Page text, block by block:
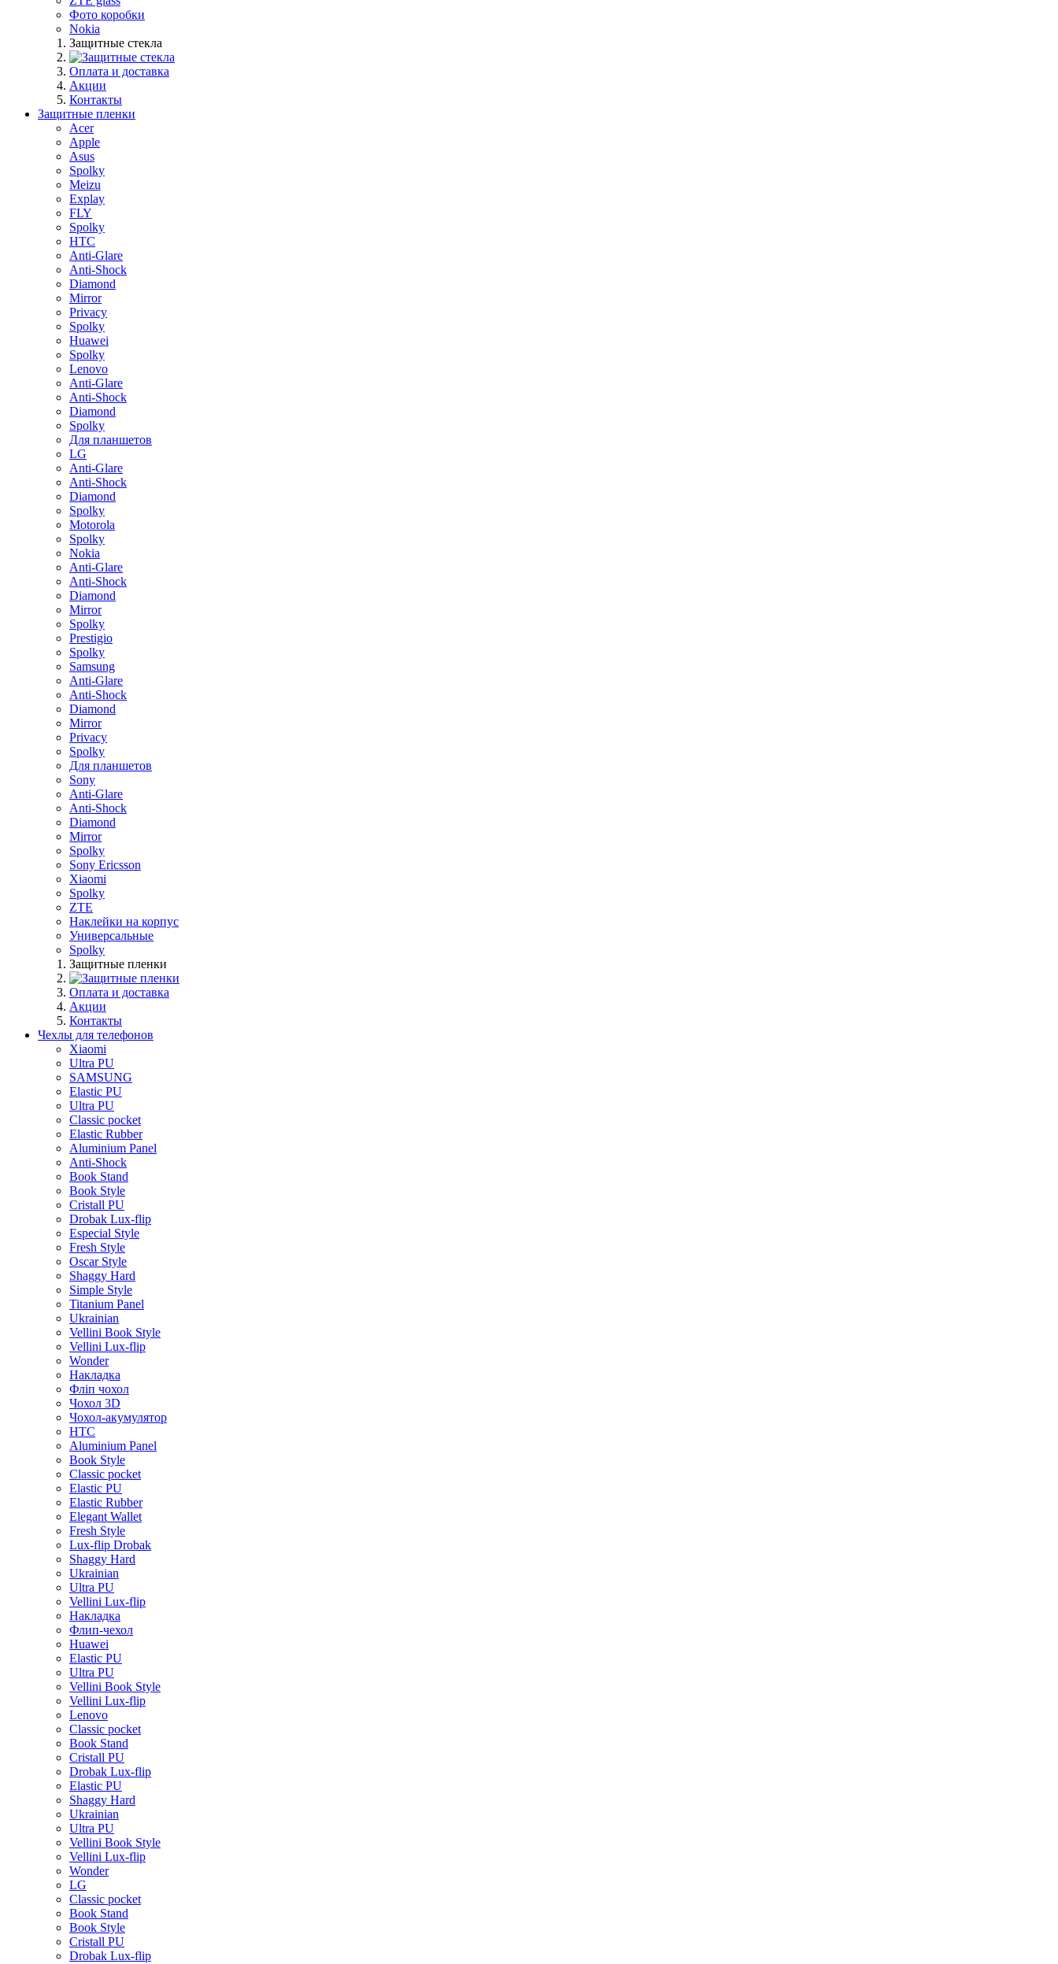
Фото коробки
Nokia
Защитные стекла
Оплата и доставка
Акции
Контакты
Защитные пленки
Acer
Apple
Asus
Spolky
Meizu
Explay
FLY
Spolky
HTC
Anti-Glare
Anti-Shock
Diamond
Mirror
Privacy
Spolky
Huawei
Spolky
Lenovo
Anti-Glare
Anti-Shock
Diamond
Spolky
Для планшетов
LG
Anti-Glare
Anti-Shock
Diamond
Spolky
Motorola
Spolky
Nokia
Anti-Glare
Anti-Shock
Diamond
Mirror
Spolky
Prestigio
Spolky
Samsung
Anti-Glare
Anti-Shock
Diamond
Mirror
Privacy
Spolky
Для планшетов
Sony
Anti-Glare
Anti-Shock
Diamond
Mirror
Spolky
Sony Ericsson
Xiaomi
Spolky
ZTE
Наклейки на корпус
Универсальные
Spolky
Защитные пленки
Оплата и доставка
Акции
Контакты
Чехлы для телефонов
Xiaomi
Ultra PU
SAMSUNG
Elastic PU
Ultra PU
Classic pocket
Elastic Rubber
Aluminium Panel
Anti-Shock
Book Stand
Book Style
Cristall PU
Drobak Lux-flip
Especial Style
Fresh Style
Oscar Style
Shaggy Hard
Simple Style
Titanium Panel
Ukrainian
Vellini Book Style
Vellini Lux-flip
Wonder
Накладка
Фліп чохол
Чохол 3D
Чохол-акумулятор
HTC
Aluminium Panel
Book Style
Classic pocket
Elastic PU
Elastic Rubber
Elegant Wallet
Fresh Style
Lux-flip Drobak
Shaggy Hard
Ukrainian
Ultra PU
Vellini Lux-flip
Накладка
Флип-чехол
Huawei
Elastic PU
Ultra PU
Vellini Book Style
Vellini Lux-flip
Lenovo
Classic pocket
Book Stand
Cristall PU
Drobak Lux-flip
Elastic PU
Shaggy Hard
Ukrainian
Ultra PU
Vellini Book Style
Vellini Lux-flip
Wonder
LG
Classic pocket
Book Stand
Book Style
Cristall PU
Drobak Lux-flip